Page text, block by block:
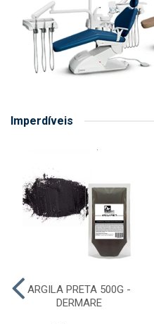
Imperdíveis
ARGILA PRETA 500G -
DERMARE